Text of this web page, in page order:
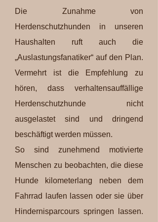
Die Zunahme von
Herdenschutzhunden in unseren
Haushalten ruft auch die
„Auslastungsfanatiker“ auf den Plan.
Vermehrt ist die Empfehlung zu
hören, dass verhaltensauffällige
Herdenschutzhunde nicht
ausgelastet sind und dringend
beschäftigt werden müssen.
So sind zunehmend motivierte
Menschen zu beobachten, die diese
Hunde kilometerlang neben dem
Fahrrad laufen lassen oder sie über
Hindernisparcours springen lassen.